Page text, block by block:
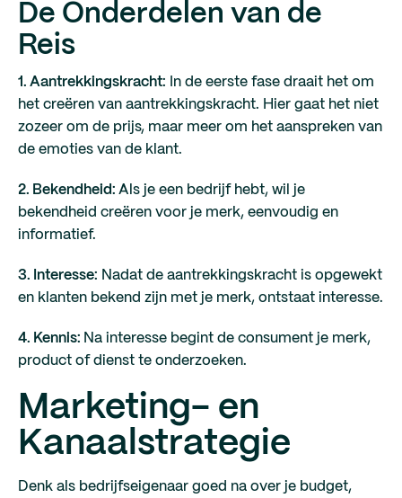
De Onderdelen van de
Reis
1. Aantrekkingskracht: In de eerste fase draait het om
het creëren van aantrekkingskracht. Hier gaat het niet
zozeer om de prijs, maar meer om het aanspreken van
de emoties van de klant.
2. Bekendheid: Als je een bedrijf hebt, wil je
bekendheid creëren voor je merk, eenvoudig en
informatief.
3. Interesse: Nadat de aantrekkingskracht is opgewekt
en klanten bekend zijn met je merk, ontstaat interesse.
4. Kennis: Na interesse begint de consument je merk,
product of dienst te onderzoeken.
Marketing- en
Kanaalstrategie
Denk als bedrijfseigenaar goed na over je budget,